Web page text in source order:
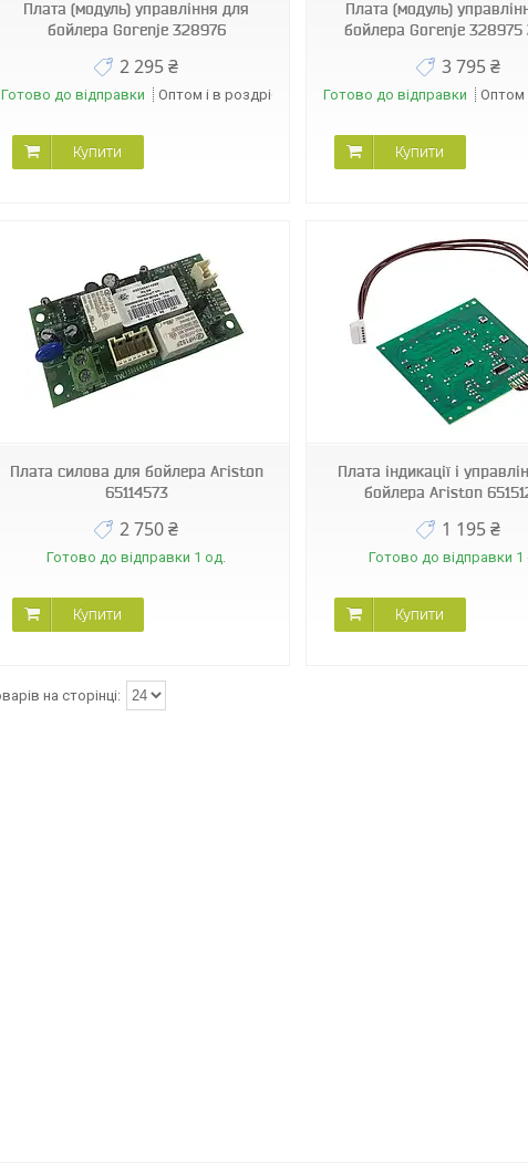
Плата (модуль) управління для
бойлера Gorenje 328976
2 295 ₴
Готово до відправки Оптом і в роздріб
Купити
Плата (модуль)
бойлера Gorenje 328975
3 795 ₴
Готово до відправки Оптом
Купити
Плата силова для бойлера Ariston
65114573
2 750 ₴
Готово до відправки 1 од.
Купити
41965
Плата індикації і
бойлера Ariston
1 195 ₴
Готово до відправки 1
Купити